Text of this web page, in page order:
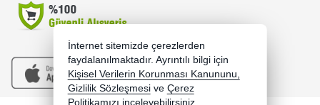
İnternet sitemizde çerezlerden
faydalanılmaktadır. Ayrıntılı bilgi için
Kişisel Verilerin Korunması Kanununu,
Gizlilik Sözleşmesi ve Çerez
Politikamızı inceleyebilirsiniz.